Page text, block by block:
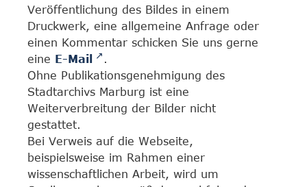
Veröffentlichung des Bildes in einem
Druckwerk, eine allgemeine Anfrage oder
einen Kommentar schicken Sie uns gerne
eine E-Mail
.
Ohne Publikationsgenehmigung des
Stadtarchivs Marburg ist eine
Weiterverbreitung der Bilder nicht
gestattet.
Bei Verweis auf die Webseite,
beispielsweise im Rahmen einer
wissenschaftlichen Arbeit, wird um